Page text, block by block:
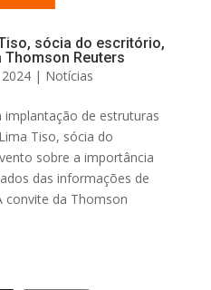
sócia do escritório,
Thomson Reuters
| Notícias
implantação de estruturas
Tiso, sócia do
sobre a importância
das informações de
convite da Thomson